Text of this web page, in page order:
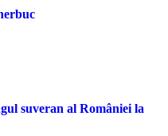
suveran al României la